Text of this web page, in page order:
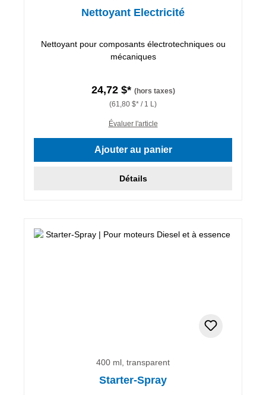
Nettoyant Electricité
Nettoyant pour composants électrotechniques ou
mécaniques
24,72 $* (hors taxes)
(61,80 $* / 1 L)
Évaluer l'article
Ajouter au panier
Détails
400 ml, transparent
Starter-Spray